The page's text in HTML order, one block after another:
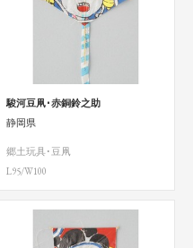
駿河豆凧･赤銅鈴之助
静岡県
郷土玩具･豆凧
L95/W100